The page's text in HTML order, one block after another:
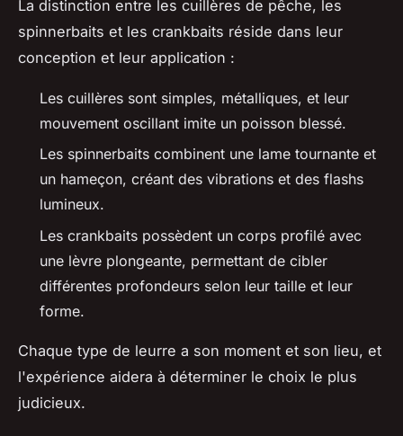
La distinction entre les cuillères de pêche, les
spinnerbaits et les crankbaits réside dans leur
conception et leur application :
Les cuillères sont simples, métalliques, et leur
mouvement oscillant imite un poisson blessé.
Les spinnerbaits combinent une lame tournante et
un hameçon, créant des vibrations et des flashs
lumineux.
Les crankbaits possèdent un corps profilé avec
une lèvre plongeante, permettant de cibler
différentes profondeurs selon leur taille et leur
forme.
Chaque type de leurre a son moment et son lieu, et
l'expérience aidera à déterminer le choix le plus
judicieux.